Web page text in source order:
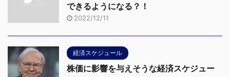
できるようになる？！
2022/12/11
経済スケジュール
株価に影響を与えそうな経済スケジュー